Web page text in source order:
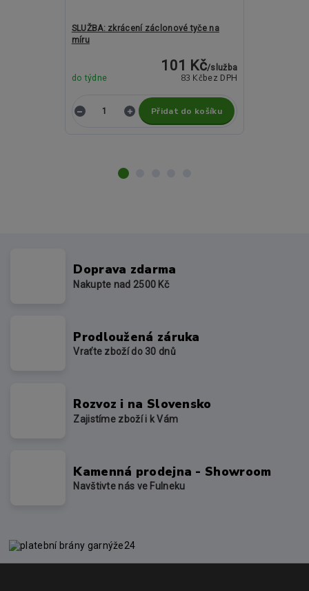
SLUŽBA: zkrácení záclonové tyče na
míru
101 Kč/služba
83 Kč bez DPH
do týdne
Přidat do košíku
Doprava zdarma
Nakupte nad 2500 Kč
Prodloužená záruka
Vraťte zboží do 30 dnů
Rozvoz i na Slovensko
Zajistíme zboží i k Vám
Kamenná prodejna - Showroom
Navštivte nás ve Fulneku